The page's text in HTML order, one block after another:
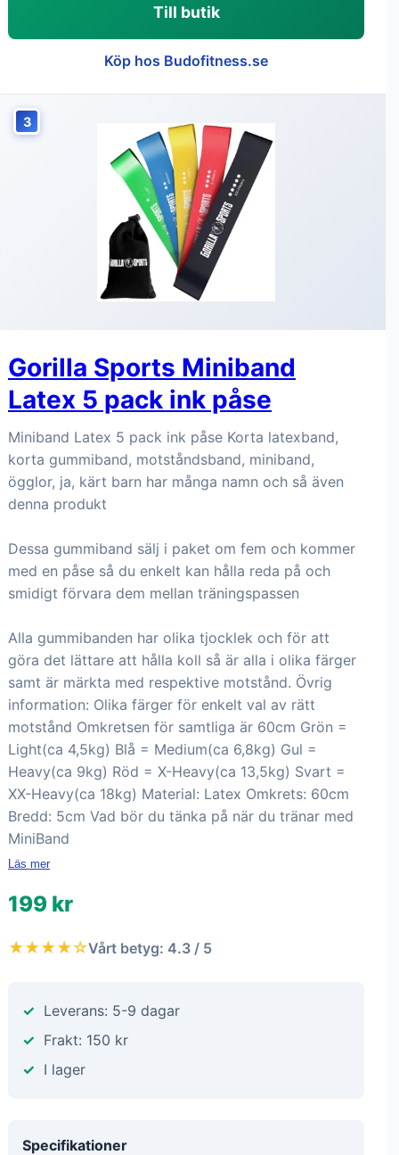
Till butik
Köp hos Budofitness.se
3
Gorilla Sports Miniband
Latex 5 pack ink påse
Miniband Latex 5 pack ink påse Korta latexband,
korta gummiband, motståndsband, miniband,
ögglor, ja, kärt barn har många namn och så även
denna produkt
Dessa gummiband sälj i paket om fem och kommer
med en påse så du enkelt kan hålla reda på och
smidigt förvara dem mellan träningspassen
Alla gummibanden har olika tjocklek och för att
göra det lättare att hålla koll så är alla i olika färger
samt är märkta med respektive motstånd. Övrig
information: Olika färger för enkelt val av rätt
motstånd Omkretsen för samtliga är 60cm Grön =
Light(ca 4,5kg) Blå = Medium(ca 6,8kg) Gul =
Heavy(ca 9kg) Röd = X-Heavy(ca 13,5kg) Svart =
XX-Heavy(ca 18kg) Material: Latex Omkrets: 60cm
Bredd: 5cm Vad bör du tänka på när du tränar med
MiniBand
Läs mer
199 kr
★★★★☆Vårt betyg: 4.3 / 5
Leverans: 5-9 dagar
Frakt: 150 kr
I lager
Specifikationer